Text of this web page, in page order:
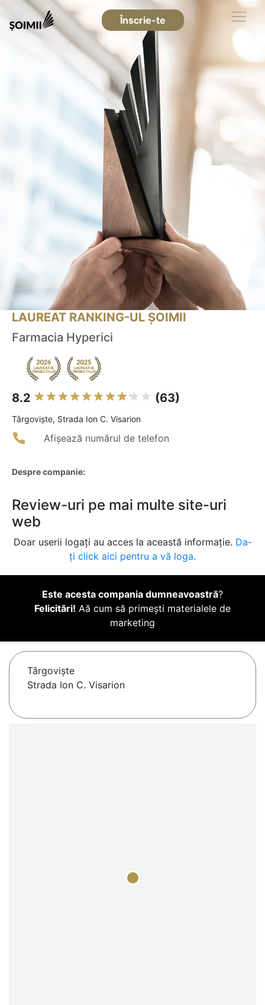
Înscrie-te
LAUREAT RANKING-UL ȘOIMII
Farmacia Hyperici
8.2 (63)
Târgovişte, Strada Ion C. Visarion
Afișează numărul de telefon
Despre companie:
Review-uri pe mai multe site-uri
web
Doar userii logați au acces la această informație. Da-
ți click aici pentru a vă loga.
Este acesta compania dumneavoastră?
Felicitări! Aă cum să primești materialele de
marketing
Târgovişte
Strada Ion C. Visarion